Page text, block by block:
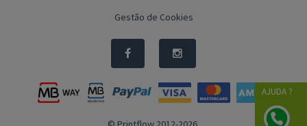
Gestão de Cookies
AJUDA ?